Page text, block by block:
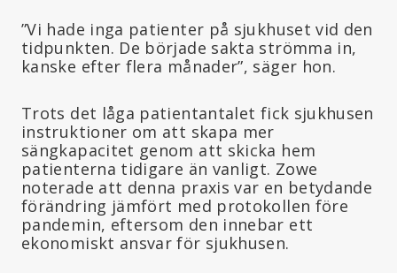
”Vi hade inga patienter på sjukhuset vid den
tidpunkten. De började sakta strömma in,
kanske efter flera månader”, säger hon.
Trots det låga patientantalet fick sjukhusen
instruktioner om att skapa mer
sängkapacitet genom att skicka hem
patienterna tidigare än vanligt. Zowe
noterade att denna praxis var en betydande
förändring jämfört med protokollen före
pandemin, eftersom den innebar ett
ekonomiskt ansvar för sjukhusen.